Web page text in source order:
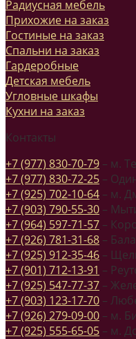
Радиусная мебель
Прихожие на заказ
Гостиные на заказ
Спальни на заказ
Гардеробные
Детская мебель
Угловные шкафы
Кухни на заказ
Контакты
+7 (977) 830-70-79 – м.
+7 (977) 830-72-25 –
+7 (925) 702-10-64 – м.
+7 (903) 790-55-30 –
+7 (964) 597-71-57 –
+7 (926) 781-31-68 –
+7 (925) 912-35-46 –
+7 (901) 712-13-91 –
+7 (925) 547-77-37 –
+7 (903) 123-17-70 –
+7 (926) 279-09-00 – м.
+7 (925) 555-65-05 – м.